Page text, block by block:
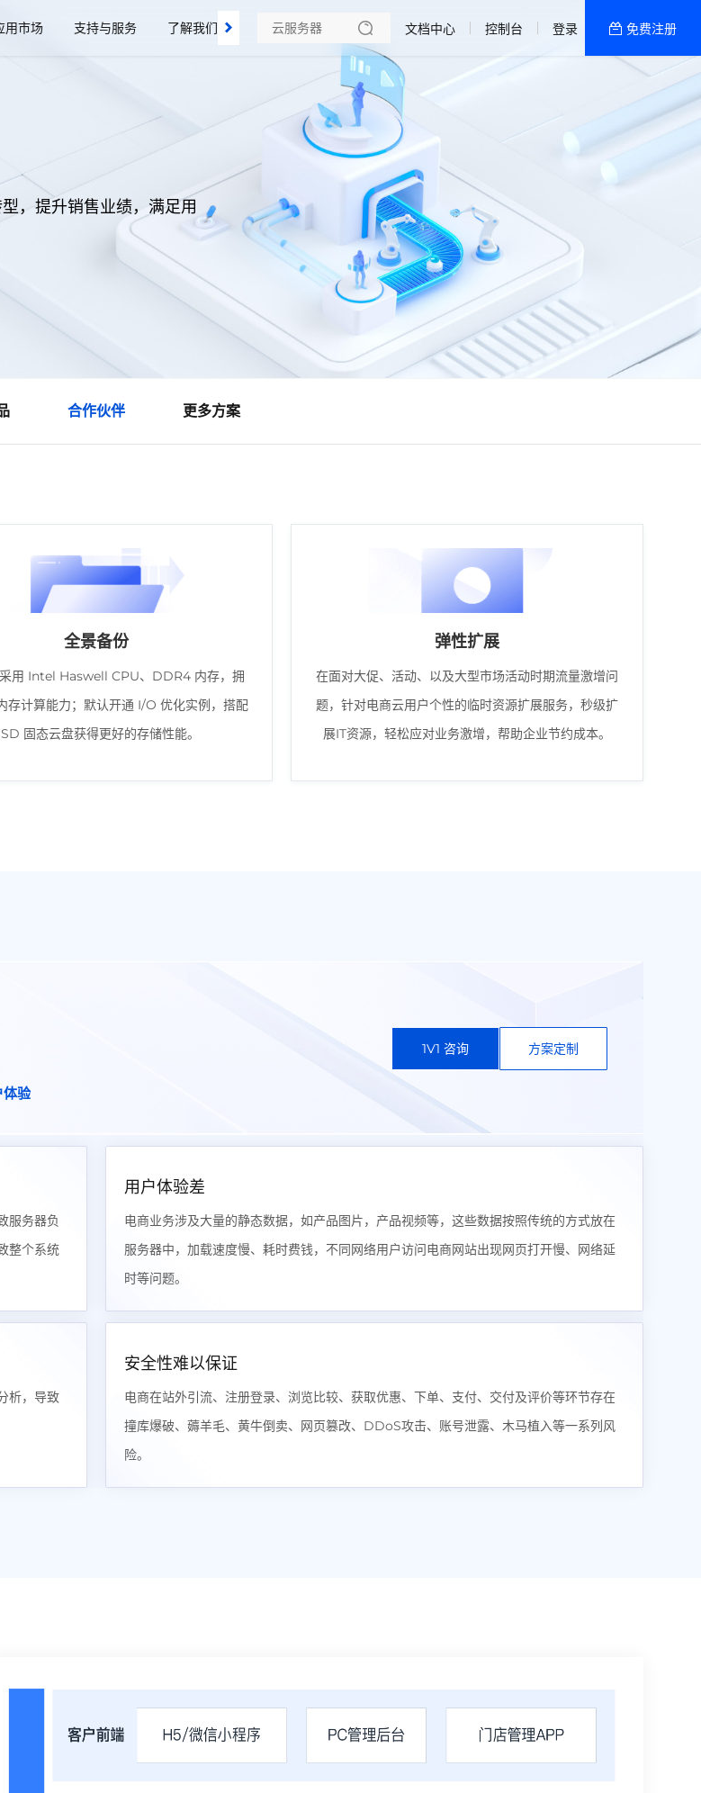
用市场 支持与服务
了解我们
热销推荐
文档中心 控制台 登录 免费注册
，提升销售业绩，满足用
合作伙伴 更多方案
全景备份
用 Intel Haswell CPU、DDR4 内存，拥
存计算能力；默认开通 I/O 优化实例，搭配
固态云盘获得更好的存储性能。
弹性扩展
在面对大促、活动、以及大型市场活动时期流量激增问
题，针对电商云用户个性的临时资源扩展服务，秒级扩
展IT资源，轻松应对业务激增，帮助企业节约成本。
体验
1V1 咨询 方案定制
服务器负
整个系统
用户体验差
电商业务涉及大量的静态数据，如产品图片，产品视频等，这些数据按照传统的方式放在
服务器中，加载速度慢、耗时费钱，不同网络用户访问电商网站出现网页打开慢、网络延
时等问题。
析，导致
安全性难以保证
电商在站外引流、注册登录、浏览比较、获取优惠、下单、支付、交付及评价等环节存在
撞库爆破、薅羊毛、黄牛倒卖、网页篡改、DDoS攻击、账号泄露、木马植入等一系列风
险。